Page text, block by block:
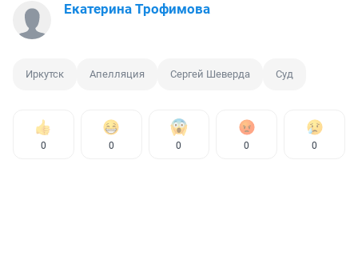
Екатерина Трофимова
Иркутск Апелляция Сергей Шеверда Суд
0 0 0 0 0